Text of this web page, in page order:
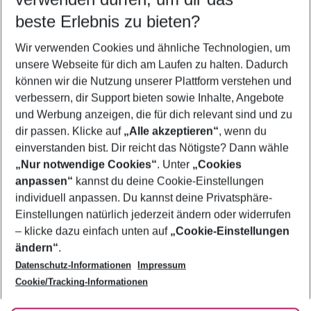
5-8 Nächte
2 Erwachsene Keine Kinder
Mehr Filter anzeigen
Footer
Footer navigation
Über uns
AGB
Bestpreisgarantie
Cookie-Einstellungen ändern
Cookie-Richtlinie
Agenturbetreuung
Barrierefreies Reisen
Folge uns
beste Erlebnis zu bieten?
Wir verwenden Cookies und ähnliche Technologien, um
unsere Webseite für dich am Laufen zu halten. Dadurch
können wir die Nutzung unserer Plattform verstehen und
verbessern, dir Support bieten sowie Inhalte, Angebote
und Werbung anzeigen, die für dich relevant sind und zu
dir passen. Klicke auf „Alle akzeptieren“, wenn du
einverstanden bist. Dir reicht das Nötigste? Dann wähle
„Nur notwendige Cookies“. Unter „Cookies
anpassen“ kannst du deine Cookie-Einstellungen
individuell anpassen. Du kannst deine Privatsphäre-
Einstellungen natürlich jederzeit ändern oder widerrufen
– klicke dazu einfach unten auf „Cookie-Einstellungen
ändern“.
Datenschutz-Informationen
Impressum
Cookie/Tracking-Informationen